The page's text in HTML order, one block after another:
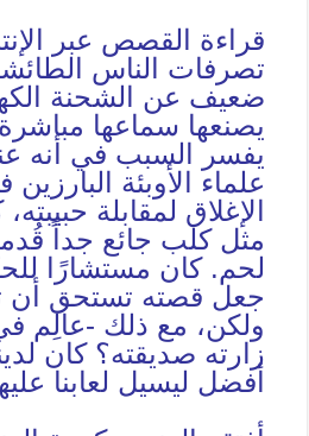
قراءة القصص عبر
تصرفات الناس
ضعيف عن الشحنة
يصنعها سماعها
يفسر السبب في أنه
علماء الأوبئة البارزين
الإغلاق لمقابلة
مثل كلب جائع جداً
لحم. كان مستشارًا
جعل قصته تستحق أن
ولكن، مع ذلك -عالِم
زارته صديقته؟ كان
أفضل ليسيل لعابنا